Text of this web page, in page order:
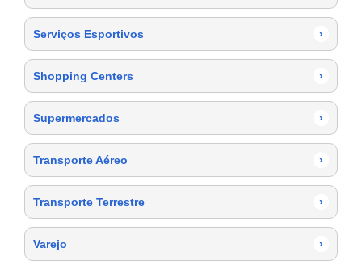
Serviços Esportivos ›
Shopping Centers ›
Supermercados ›
Transporte Aéreo ›
Transporte Terrestre ›
Varejo ›